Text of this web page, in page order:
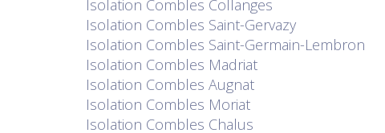
Isolation Combles Collanges
Isolation Combles Saint-Gervazy
Isolation Combles Saint-Germain-Lembron
Isolation Combles Madriat
Isolation Combles Augnat
Isolation Combles Moriat
Isolation Combles Chalus